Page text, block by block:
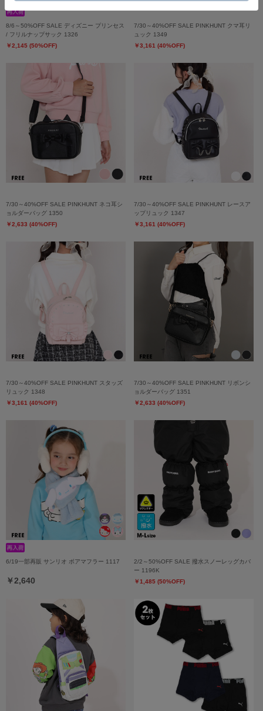
8/6～50%OFF SALE ディズニー プリンセス
/ フリルナップサック 1326
￥2,145 (50%OFF)
7/30～40%OFF SALE PINKHUNT クマ耳リ
ュック 1349
￥3,161 (40%OFF)
7/30～40%OFF SALE PINKHUNT ネコ耳シ
ョルダーバッグ 1350
￥2,633 (40%OFF)
7/30～40%OFF SALE PINKHUNT レースア
ップリュック 1347
￥3,161 (40%OFF)
7/30～40%OFF SALE PINKHUNT スタッズ
リュック 1348
￥3,161 (40%OFF)
7/30～40%OFF SALE PINKHUNT リボンシ
ョルダーバッグ 1351
￥2,633 (40%OFF)
6/19一部再販 サンリオ ボアマフラー 1117
￥2,640
2/2～50%OFF SALE 撥水スノーレッグカバ
ー 1196K
￥1,485 (50%OFF)